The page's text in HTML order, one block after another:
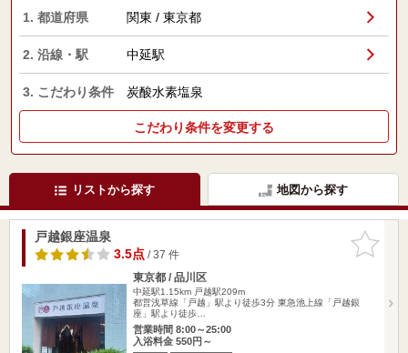
1. 都道府県 関東 / 東京都
2. 沿線・駅 中延駅
3. こだわり条件 炭酸水素塩泉
こだわり条件を変更する
リストから探す 地図から探す
お気に入
りに追加
戸越銀座温泉
3.5点/ 37 件
東京都 / 品川区
中延駅1.15km 戸越駅209m
都営浅草線「戸越」駅より徒歩3分 東急池上線「戸越銀
座」駅より徒歩…
営業時間 8:00～25:00
入浴料金 550円～